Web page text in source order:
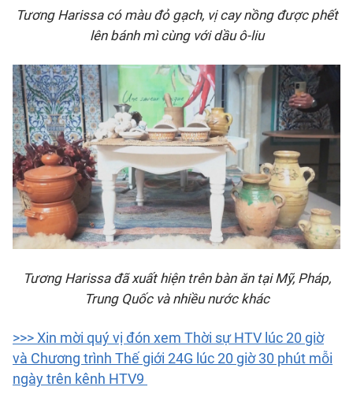
Tương Harissa có màu đỏ gạch, vị cay nồng được phết
lên bánh mì cùng với dầu ô-liu
Tương Harissa đã xuất hiện trên bàn ăn tại Mỹ, Pháp,
Trung Quốc và nhiều nước khác
>>> Xin mời quý vị đón xem Thời sự HTV lúc 20 giờ
và Chương trình Thế giới 24G lúc 20 giờ 30 phút mỗi
ngày trên kênh HTV9